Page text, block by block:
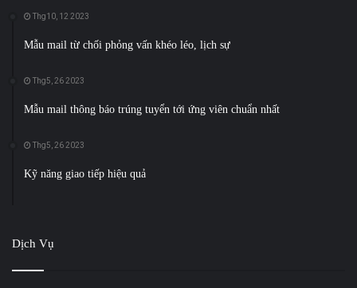
Thg10, 12 2023
Mẫu mail từ chối phỏng vấn khéo léo, lịch sự
Thg5, 26 2023
Mẫu mail thông báo trúng tuyển tới ứng viên chuẩn nhất
Thg5, 26 2023
Kỹ năng giao tiếp hiệu quả
Dịch Vụ